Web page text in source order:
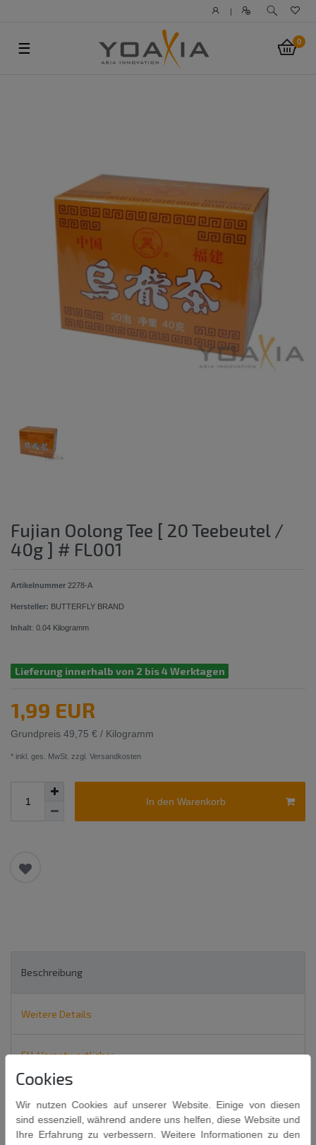
|
0
☰
Fujian Oolong Tee [ 20 Teebeutel /
40g ] # FL001
Artikelnummer 2278-A
Hersteller: BUTTERFLY BRAND
Inhalt: 0.04 Kilogramm
Lieferung innerhalb von 2 bis 4 Werktagen
1,99 EUR
Grundpreis 49,75 € / Kilogramm
* inkl. ges. MwSt. zzgl. Versandkosten
In den Warenkorb
Beschreibung
Weitere Details
EU-Verantwortlicher
Fujian Oolong Tee (20 Teebeutel /40g)
[FL001]
Cookies
Wir nutzen Cookies auf unserer Website. Einige von diesen
sind essenziell, während andere uns helfen, diese Website und
Ihre Erfahrung zu verbessern. Weitere Informationen zu den